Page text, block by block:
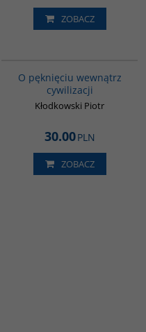
ZOBACZ
O pęknięciu wewnątrz
cywilizacji
Kłodkowski Piotr
30.00PLN
ZOBACZ